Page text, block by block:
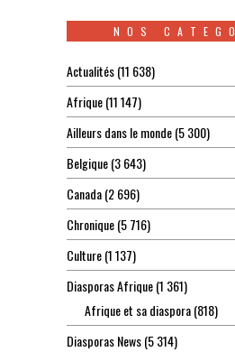
NOS
Actualités(11 638)
Afrique(11 147)
Ailleurs dans le monde(5 300)
Belgique(3 643)
Canada(2 696)
Chronique(5 716)
Culture(1 137)
Diasporas Afrique(1 361)
Afrique et sa diaspora(818)
Diasporas News(5 314)